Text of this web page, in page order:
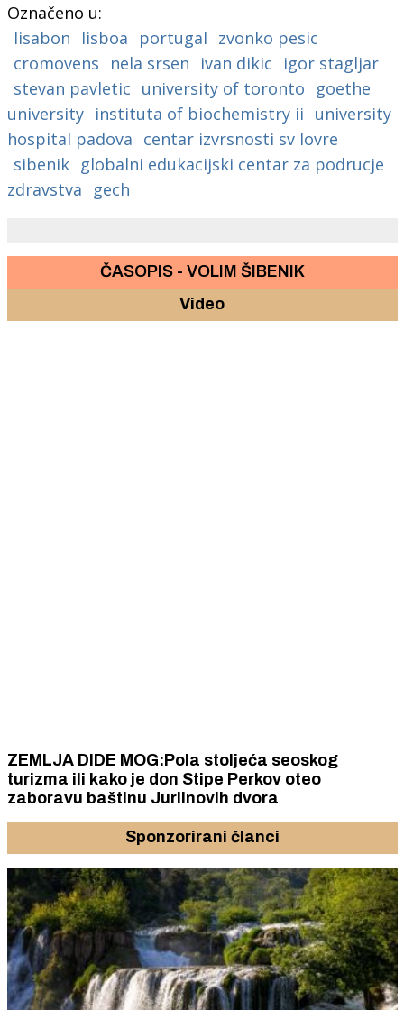
Označeno u:
lisabon
lisboa portugal zvonko pesic
cromovens
nela srsen ivan dikic
igor stagljar
stevan pavletic university of toronto
goethe
university
instituta of biochemistry ii university
hospital padova centar izvrsnosti sv lovre
sibenik globalni edukacijski centar za podrucje
zdravstva
gech
ČASOPIS - VOLIM ŠIBENIK
Video
ZEMLJA DIDE MOG:Pola stoljeća seoskog
turizma ili kako je don Stipe Perkov oteo
zaboravu baštinu Jurlinovih dvora
Sponzorirani članci